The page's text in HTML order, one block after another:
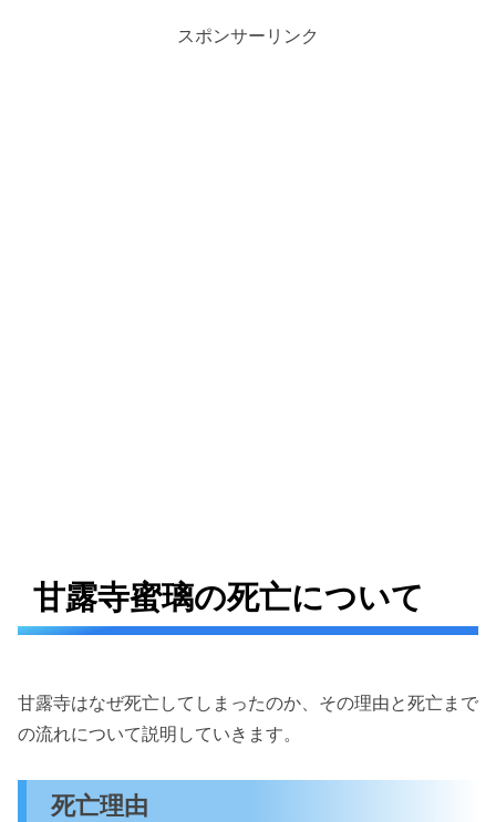
スポンサーリンク
甘露寺蜜璃の死亡について
甘露寺はなぜ死亡してしまったのか、その理由と死亡まで
の流れについて説明していきます。
死亡理由